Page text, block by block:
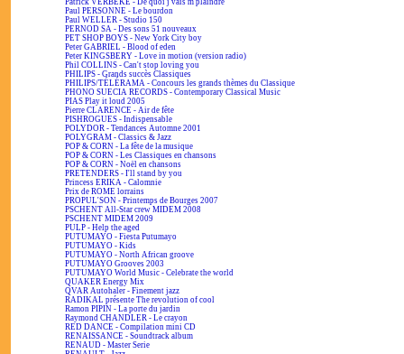
Patrick VERBEKE - De quoi j'vais m'plaindre
Paul PERSONNE - Le bourdon
Paul WELLER - Studio 150
PERNOD SA - Des sons 51 nouveaux
PET SHOP BOYS - New York City boy
Peter GABRIEL - Blood of eden
Peter KINGSBERY - Love in motion (version radio)
Phil COLLINS - Can't stop loving you
PHILIPS - Grands succès Classiques
PHILIPS/TÉLÉRAMA - Concours les grands thèmes du Classique
PHONO SUECIA RECORDS - Contemporary Classical Music
PIAS Play it loud 2005
Pierre CLARENCE - Air de fête
PISHROGUES - Indispensable
POLYDOR - Tendances Automne 2001
POLYGRAM - Classics & Jazz
POP & CORN - La fête de la musique
POP & CORN - Les Classiques en chansons
POP & CORN - Noël en chansons
PRETENDERS - I'll stand by you
Princess ERIKA - Calomnie
Prix de ROME lorrains
PROPUL'SON - Printemps de Bourges 2007
PSCHENT All-Star crew MIDEM 2008
PSCHENT MIDEM 2009
PULP - Help the aged
PUTUMAYO - Fiesta Putumayo
PUTUMAYO - Kids
PUTUMAYO - North African groove
PUTUMAYO Grooves 2003
PUTUMAYO World Music - Celebrate the world
QUAKER Energy Mix
QVAR Autohaler - Finement jazz
RADIKAL présente The revolution of cool
Ramon PIPIN - La porte du jardin
Raymond CHANDLER - Le crayon
RED DANCE - Compilation mini CD
RENAISSANCE - Soundtrack album
RENAUD - Master Serie